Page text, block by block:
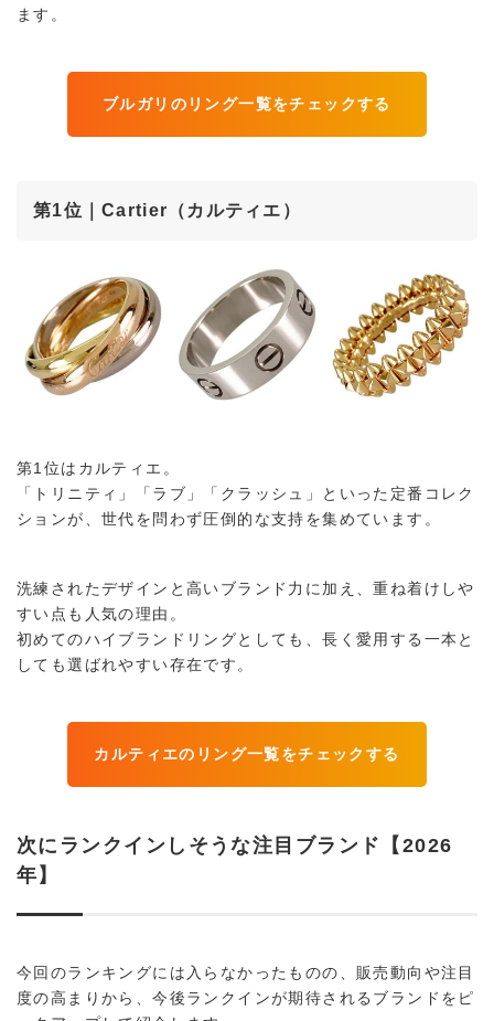
ます。
ブルガリのリング一覧をチェックする
第1位｜Cartier（カルティエ）
第1位はカルティエ。
「トリニティ」「ラブ」「クラッシュ」といった定番コレク
ションが、世代を問わず圧倒的な支持を集めています。
洗練されたデザインと高いブランド力に加え、重ね着けしや
すい点も人気の理由。
初めてのハイブランドリングとしても、長く愛用する一本と
しても選ばれやすい存在です。
カルティエのリング一覧をチェックする
次にランクインしそうな注目ブランド【2026
年】
今回のランキングには入らなかったものの、販売動向や注目
度の高まりから、今後ランクインが期待されるブランドをピ